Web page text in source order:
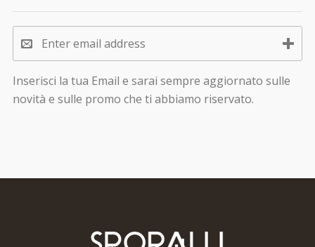
Inserisci la tua Email e sarai sempre aggiornato sulle
novità e sulle promo che ti abbiamo riservato.